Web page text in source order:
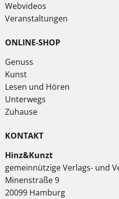
Webvideos
Veranstaltungen
ONLINE-SHOP
Genuss
Kunst
Lesen und Hören
Unterwegs
Zuhause
KONTAKT
Hinz&Kunzt
gemeinnützige Verlags- und
Minenstraße 9
20099 Hamburg